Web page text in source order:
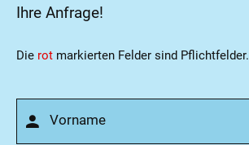
Ihre Anfrage!
Die rot markierten Felder sind Pflichtfelder.